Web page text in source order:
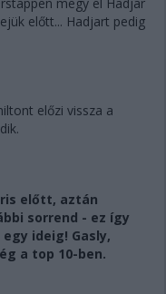
előtt... Hadjart pedig
előzi vissza a
előtt, aztán
sorrend - ez így
ideig! Gasly,
a top 10-ben.